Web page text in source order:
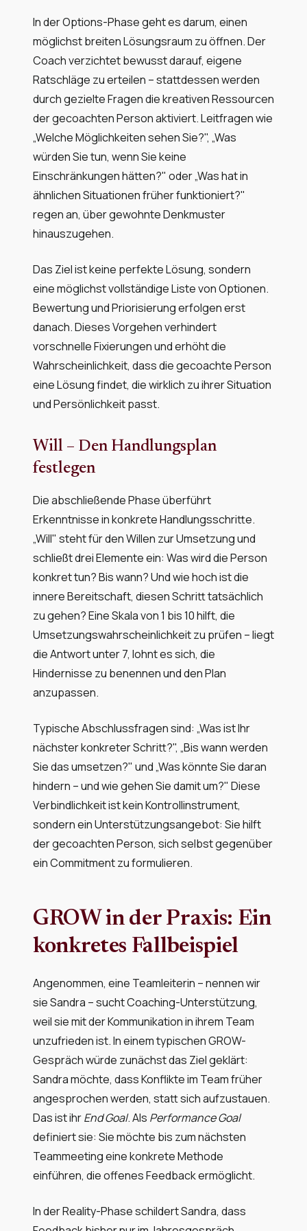
In der Options-Phase geht es darum, einen
möglichst breiten Lösungsraum zu öffnen. Der
Coach verzichtet bewusst darauf, eigene
Ratschläge zu erteilen – stattdessen werden
durch gezielte Fragen die kreativen Ressourcen
der gecoachten Person aktiviert. Leitfragen wie
„Welche Möglichkeiten sehen Sie?", „Was
würden Sie tun, wenn Sie keine
Einschränkungen hätten?" oder „Was hat in
ähnlichen Situationen früher funktioniert?"
regen an, über gewohnte Denkmuster
hinauszugehen.
Das Ziel ist keine perfekte Lösung, sondern
eine möglichst vollständige Liste von Optionen.
Bewertung und Priorisierung erfolgen erst
danach. Dieses Vorgehen verhindert
vorschnelle Fixierungen und erhöht die
Wahrscheinlichkeit, dass die gecoachte Person
eine Lösung findet, die wirklich zu ihrer Situation
und Persönlichkeit passt.
Will – Den Handlungsplan
festlegen
Die abschließende Phase überführt
Erkenntnisse in konkrete Handlungsschritte.
„Will" steht für den Willen zur Umsetzung und
schließt drei Elemente ein: Was wird die Person
konkret tun? Bis wann? Und wie hoch ist die
innere Bereitschaft, diesen Schritt tatsächlich
zu gehen? Eine Skala von 1 bis 10 hilft, die
Umsetzungswahrscheinlichkeit zu prüfen – liegt
die Antwort unter 7, lohnt es sich, die
Hindernisse zu benennen und den Plan
anzupassen.
Typische Abschlussfragen sind: „Was ist Ihr
nächster konkreter Schritt?", „Bis wann werden
Sie das umsetzen?" und „Was könnte Sie daran
hindern – und wie gehen Sie damit um?" Diese
Verbindlichkeit ist kein Kontrollinstrument,
sondern ein Unterstützungsangebot: Sie hilft
der gecoachten Person, sich selbst gegenüber
ein Commitment zu formulieren.
GROW in der Praxis: Ein
konkretes Fallbeispiel
Angenommen, eine Teamleiterin – nennen wir
sie Sandra – sucht Coaching-Unterstützung,
weil sie mit der Kommunikation in ihrem Team
unzufrieden ist. In einem typischen GROW-
Gespräch würde zunächst das Ziel geklärt:
Sandra möchte, dass Konflikte im Team früher
angesprochen werden, statt sich aufzustauen.
Das ist ihrEnd Goal. Als Performance Goal
definiert sie: Sie möchte bis zum nächsten
Teammeeting eine konkrete Methode
einführen, die offenes Feedback ermöglicht.
In der Reality-Phase schildert Sandra, dass